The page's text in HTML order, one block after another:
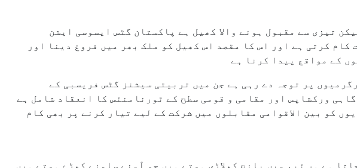
تیزی سے مقبول ہونے والا کھیل ہے پاکستان گٹس ایسوسی ایشن
کام کرتی ہے اور اس کا مقصد اس کھیل کو ملک بھر میں فروغ دینا اور
کے مواقع پیدا کرنا ہے
پر توجہ دے رہی ہے جن میں تربیتی سیشنز گٹس فریسبی کے
ورکشاپس اور مقامی و قومی سطح کے ٹورنامنٹس کا انعقاد شامل ہے
کو بین الاقوامی مقابلوں میں شرکت کے لیے تیار کرنے پر بھی کام
ہے ہر ٹیم میں پانچ کھلاڑی ہوتے ہیں جو آمنے سامنے کھڑے ہوتے ہیں